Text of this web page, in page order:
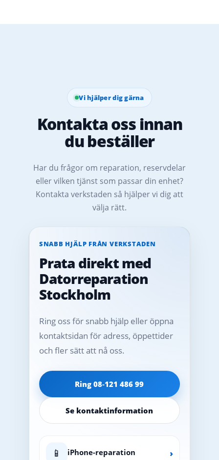
Vi hjälper dig gärna
Kontakta oss innan
du beställer
Har du frågor om reparation, reservdelar
eller vilken tjänst som passar din enhet?
Kontakta verkstaden så hjälper vi dig att
välja rätt.
SNABB HJÄLP FRÅN VERKSTADEN
Prata direkt med
Datorreparation
Stockholm
Ring oss för snabb hjälp eller öppna
kontaktsidan för adress, öppettider
och fler sätt att nå oss.
Ring 08‑121 486 99
Se kontaktinformation
📱 iPhone-reparation ›